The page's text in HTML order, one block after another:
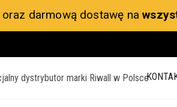
oraz darmową dostawę na